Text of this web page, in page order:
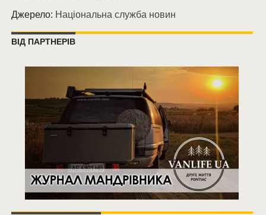
Джерело: Національна служба новин
ВІД ПАРТНЕРІВ